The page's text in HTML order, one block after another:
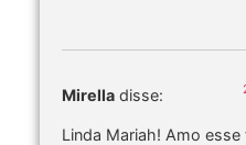
Mirella disse:
Linda Mariah! Amo